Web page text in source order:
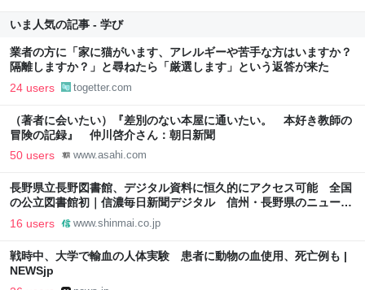
いま人気の記事 - 学び
業者の方に「家に猫がいます、アレルギーや苦手な方はいますか？
隔離しますか？」と尋ねたら「厳選します」という返答が来た
24 users togetter.com
（著者に会いたい）『差別のない本屋に通いたい。 本好き教師の
冒険の記録』 仲川啓介さん：朝日新聞
50 users www.asahi.com
長野県立長野図書館、デジタル資料に恒久的にアクセス可能 全国
の公立図書館初｜信濃毎日新聞デジタル 信州・長野県のニュース
サイト
16 users www.shinmai.co.jp
戦時中、大学で輸血の人体実験 患者に動物の血使用、死亡例も |
NEWSjp